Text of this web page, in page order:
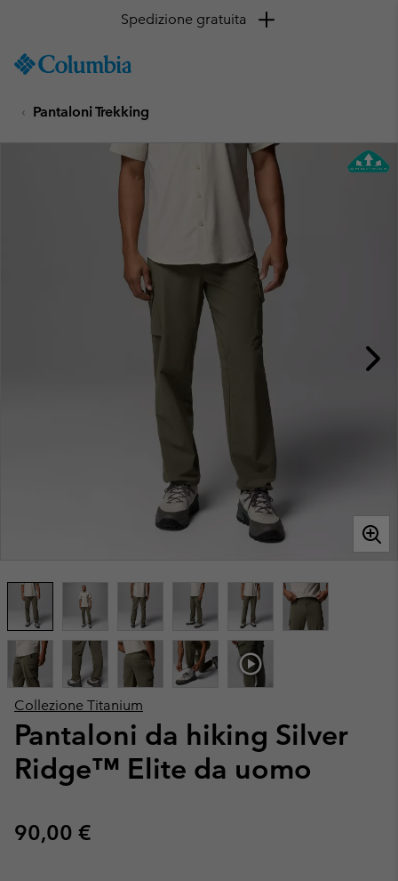
TO
SKIP
MAIN
Spedizione gratuita
Pantaloni Trekking
Collezione Titanium
Pantaloni da hiking Silver
Ridge™ Elite da uomo
Regular price:
90,00 €